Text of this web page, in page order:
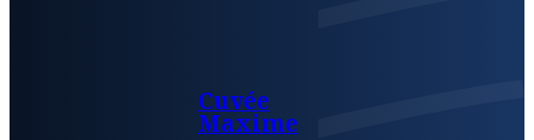
Cuvée
Maxime